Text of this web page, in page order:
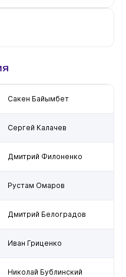
Сакен Байымбет
Сергей Калачев
Дмитрий Филоненко
Рустам Омаров
Дмитрий Белоградов
Иван Гриценко
Николай Бублинский